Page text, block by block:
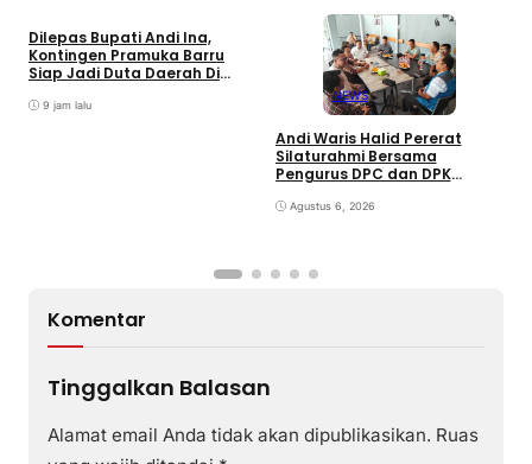
Dilepas Bupati Andi Ina,
Kontingen Pramuka Barru
Siap Jadi Duta Daerah Di
9 jam lalu
NEWS
Andi Waris Halid Pererat
Silaturahmi Bersama
Pengurus DPC dan DPK
Agustus 6, 2026
Komentar
Tinggalkan Balasan
Alamat email Anda tidak akan dipublikasikan. Ruas